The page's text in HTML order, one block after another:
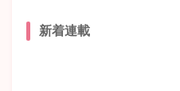
新着連載